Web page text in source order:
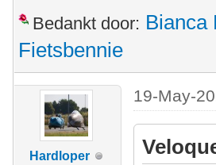
Bedankt door: Bianca
Fietsbennie
Hardloper
19-May-